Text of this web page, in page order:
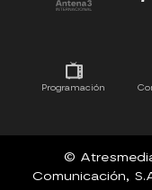
Programación
©
Comunicación,